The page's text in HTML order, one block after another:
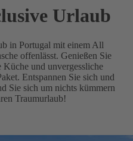
Urlaub
in Portugal mit einem All
offenlässt. Genießen Sie
Küche und unvergessliche
Entspannen Sie sich und
Sie sich um nichts kümmern
Traumurlaub!